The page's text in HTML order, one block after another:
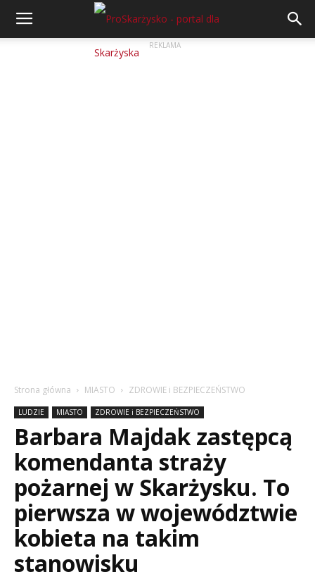
REKLAMA
Strona główna MIASTO ZDROWIE i BEZPIECZEŃSTWO
LUDZIE MIASTO ZDROWIE i BEZPIECZEŃSTWO
Barbara Majdak zastępcą
komendanta straży
pożarnej w Skarżysku. To
pierwsza w województwie
kobieta na takim
stanowisku